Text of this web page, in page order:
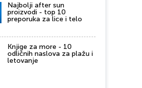
Najbolji after sun
proizvodi - top 10
preporuka za lice i telo
Knjige za more - 10
odličnih naslova za plažu i
letovanje